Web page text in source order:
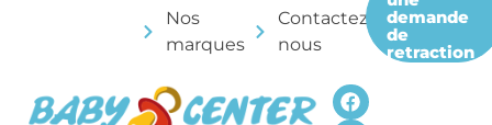
Nos
marques
Contactez-
nous
demande
de
retraction